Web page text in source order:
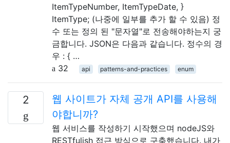
ItemTypeNumber, ItemTypeDate, }
ItemType; (나중에 일부를 추가 할 수 있음) 정
수 또는 정의 된 "문자열"로 전송해야하는지 궁
금합니다. JSON은 다음과 같습니다. 정수의 경
우 : { …
32
api patterns-and-practices enum
2
웹 사이트가 자체 공개 API를 사용해
야합니까?
웹 서비스를 작성하기 시작했으며 nodeJS와
RESTfulish 접근 방식으로 구축했습니다. 내가